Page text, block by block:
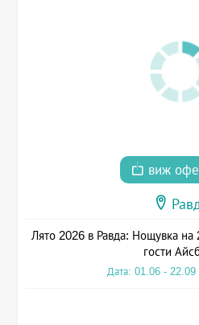
виж
Лято 2026 в Равда: Нощувка
гости
Дата: 01.06 - 22.09